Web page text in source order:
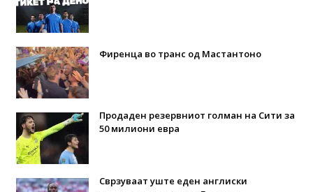
Фиренца во транс од Мастантоно
Продаден резервниот голман на Сити за
50 милиони евра
Сврзуваат уште еден англиски